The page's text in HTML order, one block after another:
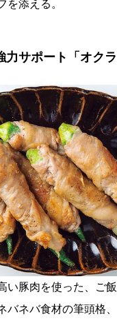
を添える。
力サポート「オクラ
い豚肉を使った、ご
バネバ食材の筆頭格